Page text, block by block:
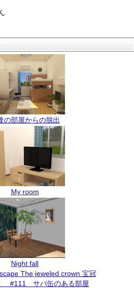
の部屋からの脱出
My room
Night fall
The jeweled crown 宝冠
#111 サバ缶のある部屋